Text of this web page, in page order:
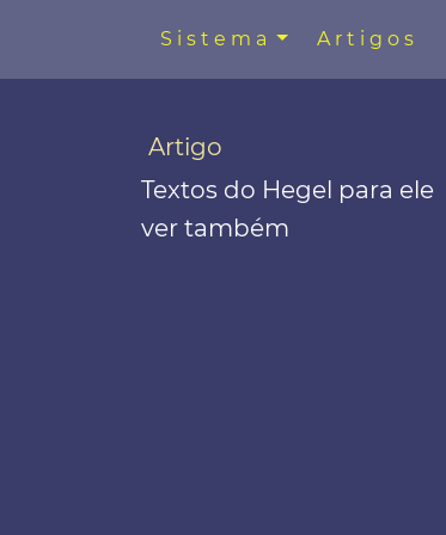
Sistema Artigos
Artigo
Textos do Hegel para ele
ver também